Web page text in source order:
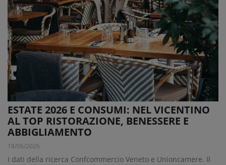
ESTATE 2026 E CONSUMI: NEL VICENTINO
AL TOP RISTORAZIONE, BENESSERE E
ABBIGLIAMENTO
18/06/2026
I dati della ricerca Confcommercio Veneto e Unioncamere. Il